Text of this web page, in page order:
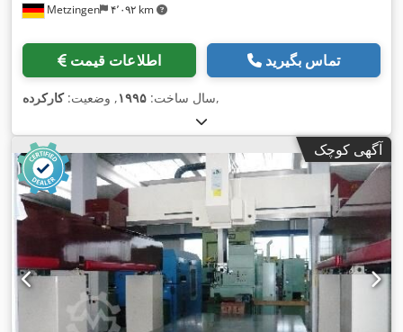
Metzingen ۴٬۰۹۲ km
اطلاعات قیمت تماس بگیرید
سال ساخت: ۱۹۹۵, وضعیت:کارکرده ,
آگهی کوچک